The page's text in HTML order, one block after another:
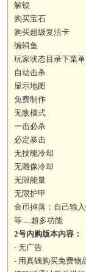
解锁
购买宝石
购买超级复活卡
编辑鱼
玩家状态目录下菜
自动击杀
显示地图
免费制作
无敌模式
一击必杀
必定暴击
无技能冷却
无雕像冷却
无限能量
无限护甲
金币掉落：自己输
等.....超多功能
2号内购版本内容：
- 无广告
- 用真钱购买免费物